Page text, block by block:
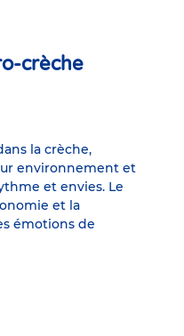
crèche
la crèche,
environnement et
et envies. Le
et la
émotions de